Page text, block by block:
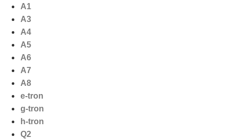
naar
inhoud
A1
A3
A4
A5
A6
A7
A8
e-tron
g-tron
h-tron
Q2